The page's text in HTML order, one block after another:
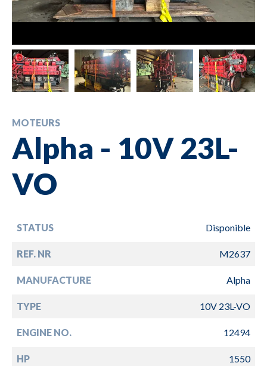
MOTEURS
Alpha - 10V 23L-
VO
STATUS Disponible
REF. NR M2637
MANUFACTURE Alpha
TYPE 10V 23L-VO
ENGINE NO. 12494
HP 1550